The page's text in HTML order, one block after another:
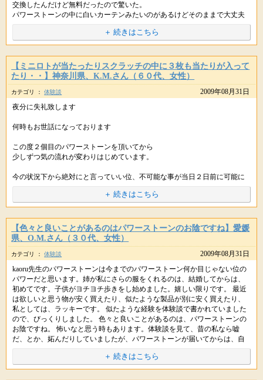
URLをコピペしてシェアもできます。
交換したんだけど無料だったので驚いた。
パワーストーンの中に白いカーテンみたいのがあるけどそのままで大丈夫
--------------------
星のしずく事務局より
嬉しいご報告ありがとうございます。
＞冷蔵庫の修理代は2000円でモデムは修理出来ないためにモデム交換した
これは本当にラッキーですね。冷蔵庫の修理ってもっと高いイメージがあ
さらにモデムが無料だったとは素晴らしいです。
夫でしょうか？
はい、こちらは中にいろんな模様ですとかクラック（ヒビ）のようなもの
がありますが天然石でありますので大丈夫です。
そしてパワーストーンとコミュニケーションをすることで、模様が変化し
たりしますがこちらも大丈夫です、パワーストーンも喜んでいる証拠です
＾＾
また何か分からないことなどありましたら、お気軽にご連絡くださいね。
嬉しいご報告ありがとうございました。
＋ 続きはこちら
【ミニロトが当たったりスクラッチの中に３枚も当たりが入って
たり・・】神奈川県、K.M.さん（６０代、女性）
カテゴリ ：体験談
2009年08月31日
夜分に失礼致します
何時もお世話になっております
この度２個目のパワーストーンを頂いてから
少しずつ気の流れが変わりはじめています。
今の状況下から絶対にと言っていい位、不可能な事が当日２日前に可能に
少額ですがミニロトが当たったり、スクラッチ一袋（10枚）の中に３枚も
当たりが入ってたり（3枚入ってるなんて、初めて♪）
どれも少額ですが、金額的な事より
今までの気と違い幸せの気の流れに変わって来た事に喜びを感じています
毎日些細な出来事ですが
嬉しくてメールさせて頂きました
☆Kaoru先生・スタッフの皆様＆私を幸せに導いてくれるパワーストーンに
感謝しております♪
--------------------
星のしずく事務局より
嬉しいご連絡ありがとうございます。
＋ 続きはこちら
【色々と良いことがあるのはパワーストーンのお陰ですね】愛媛
県、O.M.さん（３０代、女性）
カテゴリ ：体験談
2009年08月31日
kaoru先生のパワーストーンは今までのパワーストーン何か目じゃない位の
パワーだと思います。姉が私にさらの服をくれるのは、結婚してからは、
初めてです。子供がヨチヨチ歩きをし始めました。嬉しい限りです。 最近
は欲しいと思う物が安く買えたり、似たような製品が別に安く買えたり、
私としては、ラッキーです。 似たような経験を体験談で書かれていました
ので、びっくりしました。 色々と良いことがあるのは、パワーストーンの
お陰ですね。 怖いなと思う時もあります。体験談を見て、昔の私なら嘘
だ、とか、妬んだりしていましたが、パワーストーンが届いてからは、自
気がします。素晴らしいですね。これからもっともっと良い事が起こるん
だろうと思うと、ワクワクしてきます。
＋ 続きはこちら